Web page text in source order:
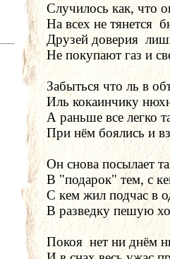
Случилось как, что
На всех не тянется
Друзей доверия
Не покупают газ и
Забыться что ль в
Иль кокаинчику
А раньше все легко
При нём боялись и
Он снова посылает
В "подарок" тем, с
С кем жил подчас в
В разведку пешую
Покоя  нет ни днём